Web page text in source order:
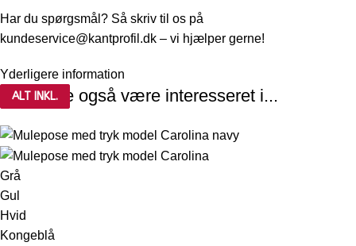
Har du spørgsmål? Så skriv til os på
kundeservice@kantprofil.dk – vi hjælper gerne!
Yderligere information
Du kunne også være interesseret i...
ALT INKL.
Grå
Gul
Hvid
Kongeblå
ALT INKL.